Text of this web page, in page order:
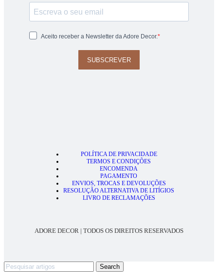
Aceito receber a Newsletter da Adore Decor.
SUBSCREVER
POLÍTICA DE PRIVACIDADE
TERMOS E CONDIÇÕES
ENCOMENDA
PAGAMENTO
ENVIOS, TROCAS E DEVOLUÇÕES
RESOLUÇÃO ALTERNATIVA DE LITÍGIOS
LIVRO DE RECLAMAÇÕES
ADORE DECOR | TODOS OS DIREITOS RESERVADOS
Search